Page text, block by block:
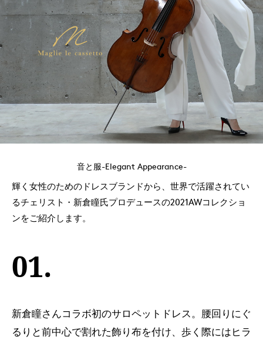
音と服-Elegant Appearance-
輝く女性のためのドレスブランドから、世界で活躍されてい
るチェリスト・新倉瞳氏プロデュースの2021AWコレクショ
ンをご紹介します。
01.
新倉瞳さんコラボ初のサロペットドレス。腰回りにぐ
るりと前中心で割れた飾り布を付け、歩く際にはヒラ